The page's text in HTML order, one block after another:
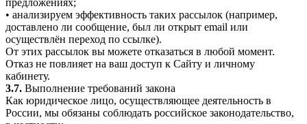
предложениях;
• анализируем эффективность таких рассылок (например,
доставлено ли сообщение, был ли открыт email или
осуществлён переход по ссылке).
От этих рассылок вы можете отказаться в любой момент.
Отказ не повлияет на ваш доступ к Сайту и личному
кабинету.
3.7. Выполнение требований закона
Как юридическое лицо, осуществляющее деятельность в
России, мы обязаны соблюдать российское законодательство,